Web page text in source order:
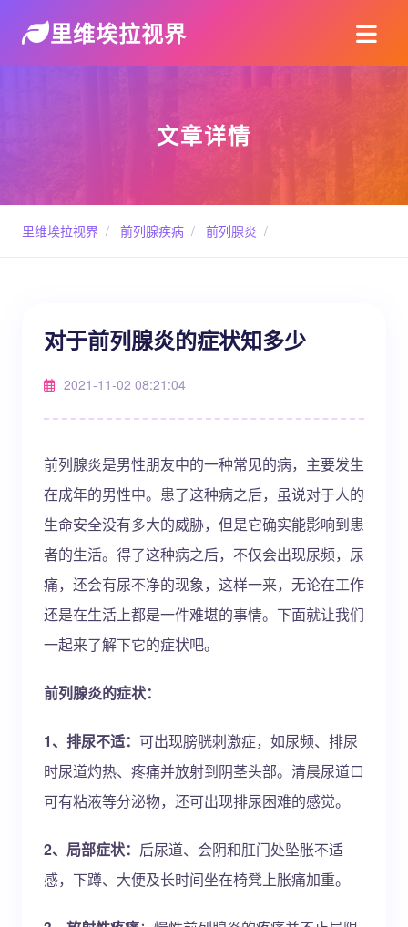
里维埃拉视界
文章详情
里维埃拉视界 / 前列腺疾病 / 前列腺炎 /
对于前列腺炎的症状知多少
2021-11-02 08:21:04
前列腺炎是男性朋友中的一种常见的病，主要发生
在成年的男性中。患了这种病之后，虽说对于人的
生命安全没有多大的威胁，但是它确实能影响到患
者的生活。得了这种病之后，不仅会出现尿频，尿
痛，还会有尿不净的现象，这样一来，无论在工作
还是在生活上都是一件难堪的事情。下面就让我们
一起来了解下它的症状吧。
前列腺炎的症状：
1、排尿不适： 可出现膀胱刺激症，如尿频、排尿
时尿道灼热、疼痛并放射到阴茎头部。清晨尿道口
可有粘液等分泌物，还可出现排尿困难的感觉。
2、局部症状： 后尿道、会阴和肛门处坠胀不适
感，下蹲、大便及长时间坐在椅凳上胀痛加重。